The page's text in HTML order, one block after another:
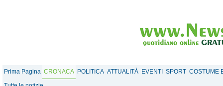
Prima Pagina CRONACA POLITICA ATTUALITÀ EVENTI SPORT COSTUME